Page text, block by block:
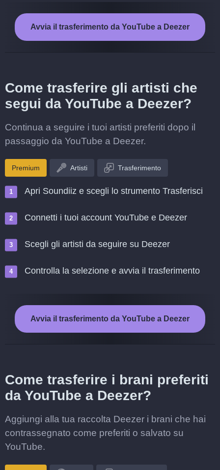
Avvia il trasferimento da YouTube a Deezer
Come trasferire gli artisti che
segui da YouTube a Deezer?
Continua a seguire i tuoi artisti preferiti dopo il
passaggio da YouTube a Deezer.
Premium Artisti Trasferimento
Apri Soundiiz e scegli lo strumento Trasferisci
Connetti i tuoi account YouTube e Deezer
Scegli gli artisti da seguire su Deezer
Controlla la selezione e avvia il trasferimento
Avvia il trasferimento da YouTube a Deezer
Come trasferire i brani preferiti
da YouTube a Deezer?
Aggiungi alla tua raccolta Deezer i brani che hai
contrassegnato come preferiti o salvato su
YouTube.